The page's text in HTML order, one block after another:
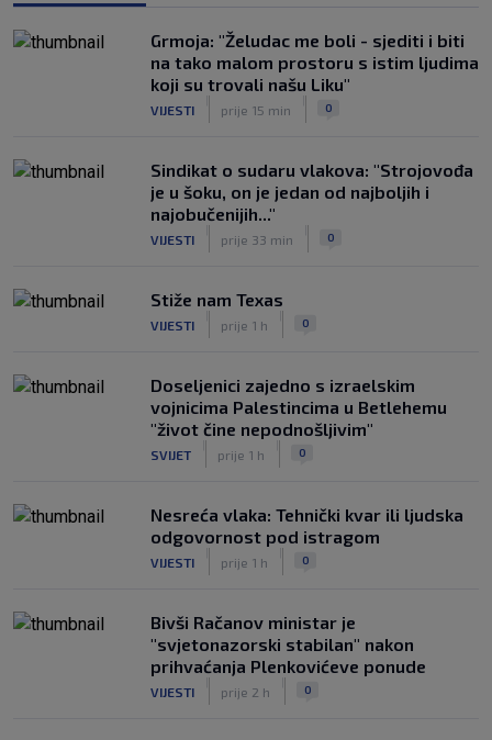
Hajduk želi Selahija, oglasio se igračev
menadžer: ‘Garcia ga dobro poznaje, ali
postoji problem…’
SK prije 8 h
Grmoja: "Želudac me boli - sjediti i biti
na tako malom prostoru s istim ljudima
koji su trovali našu Liku"
VIJESTI prije 15 min 0
Sindikat o sudaru vlakova: "Strojovođa
je u šoku, on je jedan od najboljih i
najobučenijih..."
VIJESTI prije 33 min 0
Stiže nam Texas
VIJESTI prije 1 h 0
Doseljenici zajedno s izraelskim
vojnicima Palestincima u Betlehemu
"život čine nepodnošljivim"
SVIJET prije 1 h 0
Nesreća vlaka: Tehnički kvar ili ljudska
odgovornost pod istragom
VIJESTI prije 1 h 0
Bivši Račanov ministar je
"svjetonazorski stabilan" nakon
prihvaćanja Plenkovićeve ponude
VIJESTI prije 2 h 0